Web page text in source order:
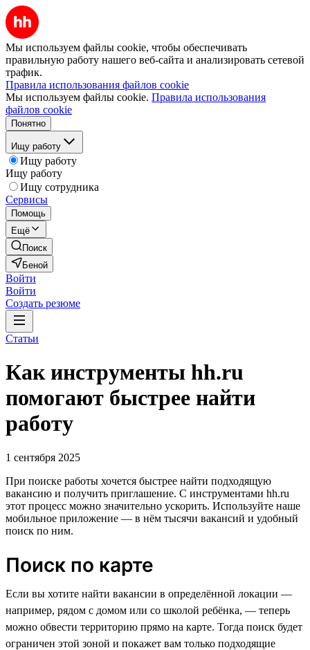
Мы используем файлы cookie, чтобы обеспечивать
правильную работу нашего веб-сайта и анализировать сетевой
трафик.
Правила использования файлов cookie
Мы используем файлы cookie. Правила использования
файлов cookie
Понятно
Ищу работу
Ищу работу
Ищу работу
Ищу сотрудника
Сервисы
Помощь
Ещё
Поиск
Беной
Войти
Войти
Создать резюме
Статьи
Как инструменты hh.ru
помогают быстрее найти
работу
1 сентября 2025
При поиске работы хочется быстрее найти подходящую
вакансию и получить приглашение. С инструментами hh.ru
этот процесс можно значительно ускорить. Используйте наше
мобильное приложение — в нём тысячи вакансий и удобный
поиск по ним.
Поиск по карте
Если вы хотите найти вакансии в определённой локации —
например, рядом с домом или со школой ребёнка, — теперь
можно обвести территорию прямо на карте. Тогда поиск будет
ограничен этой зоной и покажет вам только подходящие